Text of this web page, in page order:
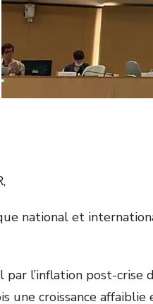
national et
par l’inflation post-
une croissance